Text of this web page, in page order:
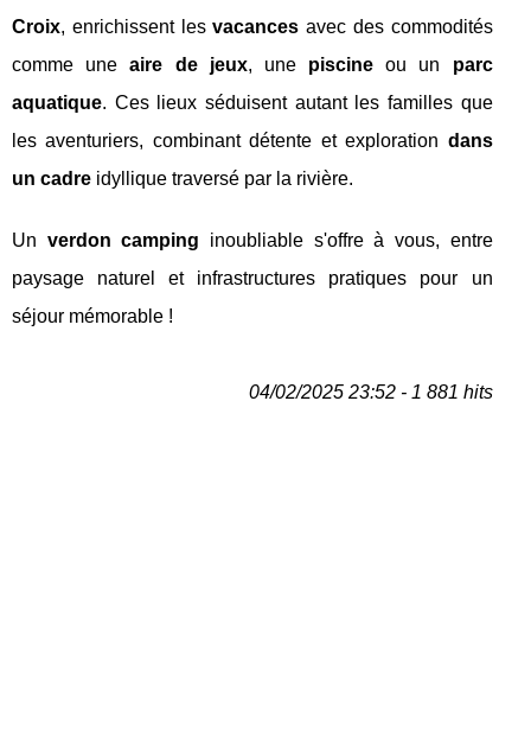
Croix, enrichissent lesvacances avec des commodités
comme uneaire de jeux, une piscine ou un parc
aquatique. Ces lieux séduisent autant les familles que
les aventuriers, combinant détente et exploration dans
un cadre idyllique traversé par la rivière.
Un verdon camping inoubliable s'offre à vous, entre
paysage naturel et infrastructures pratiques pour un
séjour mémorable !
04/02/2025 23:52 - 1 881 hits